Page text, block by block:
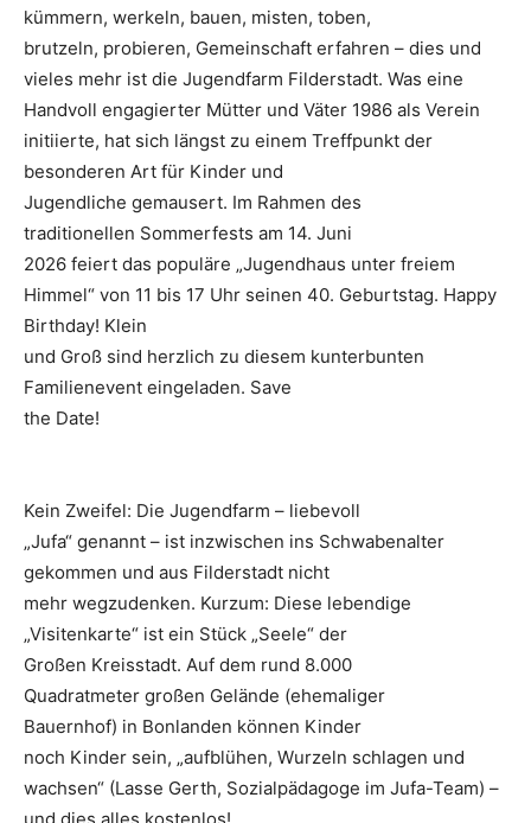
kümmern, werkeln, bauen, misten, toben,
brutzeln, probieren, Gemeinschaft erfahren – dies und
vieles mehr ist die Jugendfarm Filderstadt. Was eine
Handvoll engagierter Mütter und Väter 1986 als Verein
initiierte, hat sich längst zu einem Treffpunkt der
besonderen Art für Kinder und
Jugendliche gemausert. Im Rahmen des
traditionellen Sommerfests am 14. Juni
2026 feiert das populäre „Jugendhaus unter freiem
Himmel“ von 11 bis 17 Uhr seinen 40. Geburtstag. Happy
Birthday! Klein
und Groß sind herzlich zu diesem kunterbunten
Familienevent eingeladen. Save
the Date!
Kein Zweifel: Die Jugendfarm – liebevoll
„Jufa“ genannt – ist inzwischen ins Schwabenalter
gekommen und aus Filderstadt nicht
mehr wegzudenken. Kurzum: Diese lebendige
„Visitenkarte“ ist ein Stück „Seele“ der
Großen Kreisstadt. Auf dem rund 8.000
Quadratmeter großen Gelände (ehemaliger
Bauernhof) in Bonlanden können Kinder
noch Kinder sein, „aufblühen, Wurzeln schlagen und
wachsen“ (Lasse Gerth, Sozialpädagoge im Jufa-Team) –